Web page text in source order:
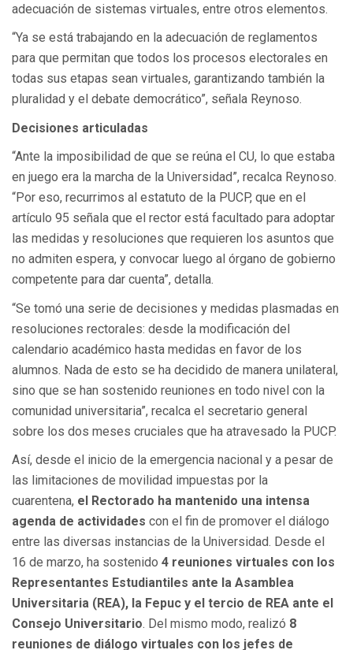
adecuación de sistemas virtuales, entre otros elementos.
“Ya se está trabajando en la adecuación de reglamentos
para que permitan que todos los procesos electorales en
todas sus etapas sean virtuales, garantizando también la
pluralidad y el debate democrático”, señala Reynoso.
Decisiones articuladas
“Ante la imposibilidad de que se reúna el CU, lo que estaba
en juego era la marcha de la Universidad”, recalca Reynoso.
“Por eso, recurrimos al estatuto de la PUCP, que en el
artículo 95 señala que el rector está facultado para adoptar
las medidas y resoluciones que requieren los asuntos que
no admiten espera, y convocar luego al órgano de gobierno
competente para dar cuenta”, detalla.
“Se tomó una serie de decisiones y medidas plasmadas en
resoluciones rectorales: desde la modificación del
calendario académico hasta medidas en favor de los
alumnos. Nada de esto se ha decidido de manera unilateral,
sino que se han sostenido reuniones en todo nivel con la
comunidad universitaria”, recalca el secretario general
sobre los dos meses cruciales que ha atravesado la PUCP.
Así, desde el inicio de la emergencia nacional y a pesar de
las limitaciones de movilidad impuestas por la
cuarentena, el Rectorado ha mantenido una intensa
agenda de actividades con el fin de promover el diálogo
entre las diversas instancias de la Universidad. Desde el
16 de marzo, ha sostenido 4 reuniones virtuales con los
Representantes Estudiantiles ante la Asamblea
Universitaria (REA), la Fepuc y el tercio de REA ante el
Consejo Universitario. Del mismo modo, realizó 8
reuniones de diálogo virtuales con los jefes de